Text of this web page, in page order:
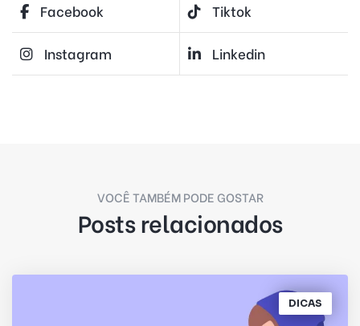
Facebook Tiktok
Instagram Linkedin
VOCÊ TAMBÉM PODE GOSTAR
Posts relacionados
DICAS